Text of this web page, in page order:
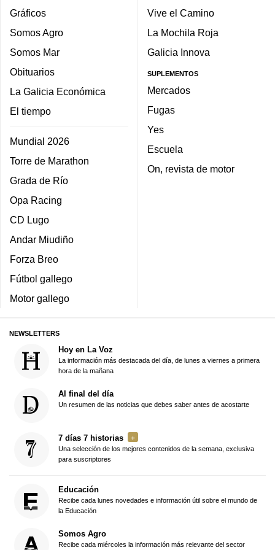
Gráficos
Somos Agro
Somos Mar
Obituarios
La Galicia Económica
El tiempo
Mundial 2026
Torre de Marathon
Grada de Río
Opa Racing
CD Lugo
Andar Miudiño
Forza Breo
Fútbol gallego
Motor gallego
Vive el Camino
La Mochila Roja
Galicia Innova
SUPLEMENTOS
Mercados
Fugas
Yes
Escuela
On, revista de motor
NEWSLETTERS
Hoy en La Voz
La información más destacada del día, de lunes a viernes a primera
hora de la mañana
Al final del día
Un resumen de las noticias que debes saber antes de acostarte
7 días 7 historias
Una selección de los mejores contenidos de la semana, exclusiva
para suscriptores
Educación
Recibe cada lunes novedades e información útil sobre el mundo de
la Educación
Somos Agro
Recibe cada miércoles la información más relevante del sector